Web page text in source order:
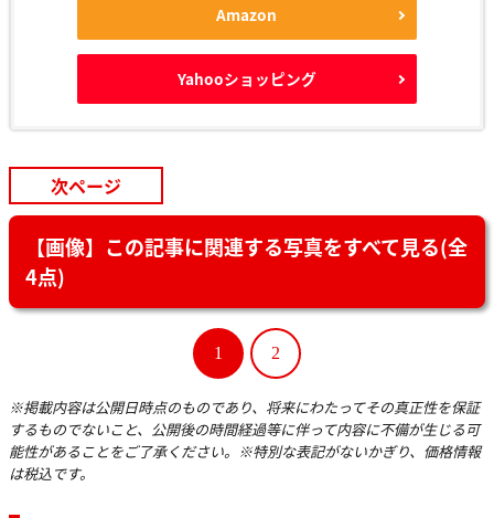
Amazon
Yahooショッピング
次ページ
【画像】この記事に関連する写真をすべて見る(全
4点)
1 2
※掲載内容は公開日時点のものであり、将来にわたってその真正性を保証
するものでないこと、公開後の時間経過等に伴って内容に不備が生じる可
能性があることをご了承ください。※特別な表記がないかぎり、価格情報
は税込です。